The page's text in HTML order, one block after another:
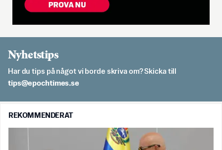
Nyhetstips
Har du tips på något vi borde skriva om? Skicka till
es.semithcope@spit
REKOMMENDERAT